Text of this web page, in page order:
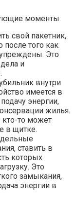
моменты:
свой пакетник,
после того как
Это
и
внутри
имеется в
энергии,
жилья.
кто-то может
в щитке.
ставить в
которых
Это
замыкания,
энергии в